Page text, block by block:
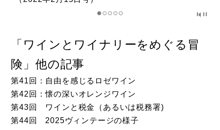
「ワインとワイナリーをめぐる冒
険」他の記事
第41回：自由を感じるロゼワイン
第42回：懐の深いオレンジワイン
第43回 ワインと税金（あるいは税務署)
第44回 2025ヴィンテージの様子